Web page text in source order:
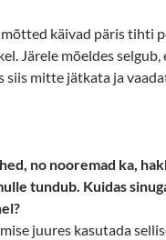
käivad päris tihti
Järele mõeldes selgub,
siis mitte jätkata ja
no nooremad ka,
tundub. Kuidas
juures kasutada